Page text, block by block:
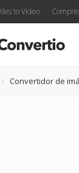
to Video
Convertidor de